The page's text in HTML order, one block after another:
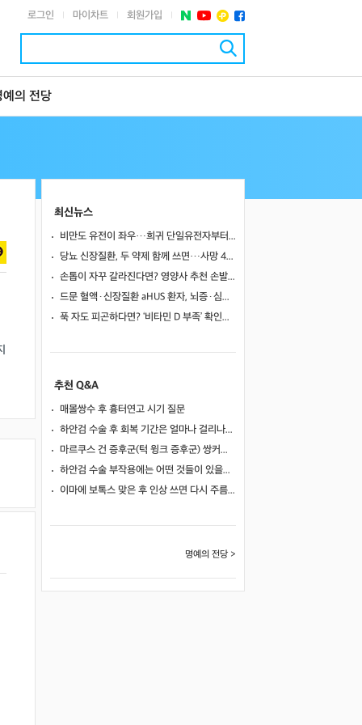
로그인 마이차트 회원가입
예의 전당
최신뉴스
비만도 유전이 좌우…희귀 단일유전자부터 치료 표적까지
당뇨 신장질환, 두 약제 함께 쓰면…사망 46%·신장사건 27% 줄였다
손톱이 자꾸 갈라진다면? 영양사 추천 손발톱 강화 음식 5가지
드문 혈액·신장질환 aHUS 환자, 뇌증·심근병증 겹쳤지만…조기 보체억제치료로 신경학적 회복 보여
푹 자도 피곤하다면? ‘비타민 D 부족’ 확인해야
추천 Q&A
매몰쌍수 후 흉터연고 시기 질문
하안검 수술 후 회복 기간은 얼마나 걸리나요?
마르쿠스 건 증후군(턱 윙크 증후군) 쌍커풀 수술 가능 여부
하안검 수술 부작용에는 어떤 것들이 있을까요?
이마에 보톡스 맞은 후 인상 쓰면 다시 주름이 생길까요?
명예의 전당 >